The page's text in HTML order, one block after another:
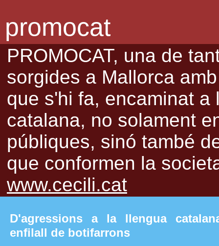
promocat
PROMOCAT, una de
sorgides a Mallorca
que s'hi fa, encaminat
catalana, no solament
públiques, sinó també
que conformen la
www.cecili.cat
D'agressions a la llengua
enfilall de botifarrons